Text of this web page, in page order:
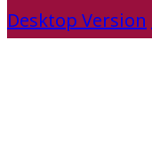
Desktop Version